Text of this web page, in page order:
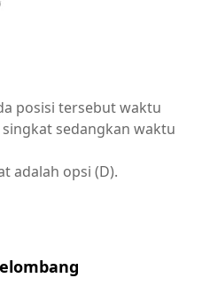
posisi tersebut waktu
sedangkan waktu
adalah opsi (D).